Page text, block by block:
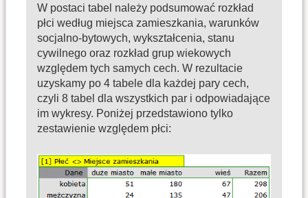
W postaci tabel należy podsumować rozkład
płci według miejsca zamieszkania, warunków
socjalno-bytowych, wykształcenia, stanu
cywilnego oraz rozkład grup wiekowych
względem tych samych cech. W rezultacie
uzyskamy po 4 tabele dla każdej pary cech,
czyli 8 tabel dla wszystkich par i odpowiadające
im wykresy. Poniżej przedstawiono tylko
zestawienie względem płci: